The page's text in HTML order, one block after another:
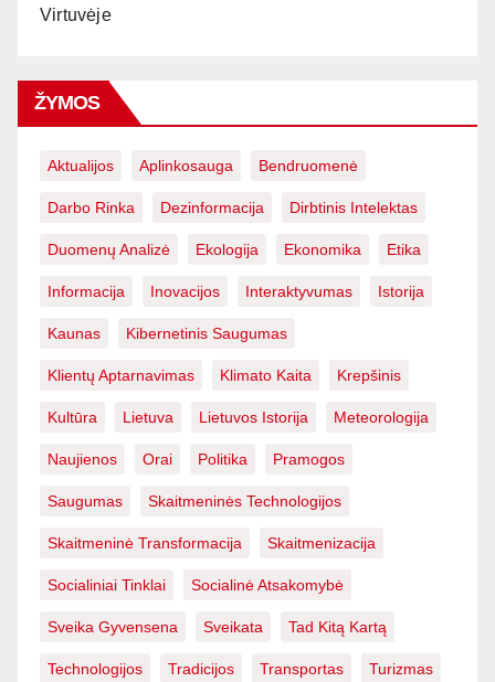
Virtuvėje
ŽYMOS
Aktualijos Aplinkosauga Bendruomenė
Darbo Rinka Dezinformacija Dirbtinis Intelektas
Duomenų Analizė Ekologija Ekonomika Etika
Informacija Inovacijos Interaktyvumas Istorija
Kaunas Kibernetinis Saugumas
Klientų Aptarnavimas Klimato Kaita Krepšinis
Kultūra Lietuva Lietuvos Istorija Meteorologija
Naujienos Orai Politika Pramogos
Saugumas Skaitmeninės Technologijos
Skaitmeninė Transformacija Skaitmenizacija
Socialiniai Tinklai Socialinė Atsakomybė
Sveika Gyvensena Sveikata Tad Kitą Kartą
Technologijos Tradicijos Transportas Turizmas